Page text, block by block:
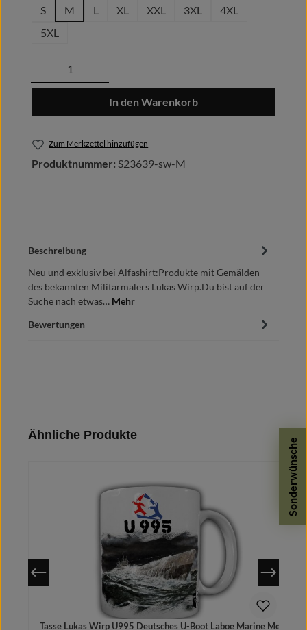
S
M L XL XXL 3XL
4XL
5XL
Produkt Anzahl: Gib den gewünschten
In den Warenkorb
Zum Merkzettel hinzufügen
Produktnummer: S23639-sw-M
Sonderwünsche
Beschreibung
Neu und exklusiv bei Alfashirt:Produkte mit Gemälden
des bekannten Militärmalers Lukas Wirp.Du bist auf der
Suche nach etwas… Mehr
Bewertungen
Produktgalerie überspringen
Ähnliche Produkte
Tasse Lukas Wirp U995 Deutsches U-Boot Laboe Marine Meer